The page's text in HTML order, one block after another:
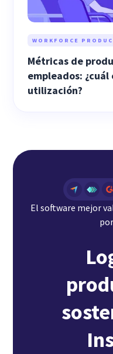
WORKFORCE
Métricas de
empleados: ¿cuál
utilización?
El software mejor